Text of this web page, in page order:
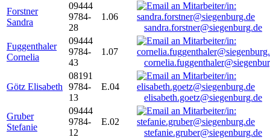
Forstner
Sandra
09444
9784-
28
1.06
sandra.forstner@siegenburg.de
Fuggenthaler
Cornelia
09444
9784-
43
1.07
Götz Elisabeth
08191
9784-
13
E.04
elisabeth.goetz@siegenburg.de
Gruber
Stefanie
09444
9784-
12
E.02
stefanie.gruber@siegenburg.de